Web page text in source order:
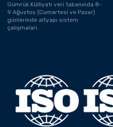
Gümrük Külliyatı veri tabanında 8-
9 Ağustos (Cumartesi ve Pazar)
günlerinde altyapı sistem
çalışmaları.